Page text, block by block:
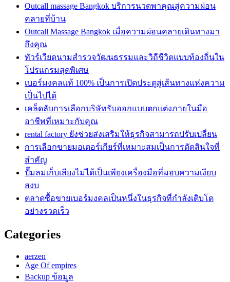
Outcall massage Bangkok บริการนวดพาคุณสู่ความผ่อน
คลายที่บ้าน
Outcall Massage Bangkok เมื่อความผ่อนคลายเดินทางมา
ถึงคุณ
ทัวร์เวียดนามสำรวจวัฒนธรรมและวิถีชีวิตแบบท้องถิ่นใน
โปรแกรมสุดพิเศษ
เบอร์มงคลแท้ 100% เป็นการเปิดประตูสู่เส้นทางแห่งความ
เป็นไปได้
เคล็ดลับการเลือกบริษัทรับออกแบบตกแต่งภายในมือ
อาชีพที่เหมาะกับคุณ
rental factory ยังช่วยส่งเสริมให้ธุรกิจสามารถปรับเปลี่ยน
การเลือกขายมอเตอร์เกียร์ที่เหมาะสมเป็นการตัดสินใจที่
สำคัญ
ปั๊มลมเก็บเสียงไม่ได้เป็นเพียงเครื่องมือที่มอบความเงียบ
สงบ
ตลาดซื้อขายเบอร์มงคลเป็นหนึ่งในธุรกิจที่กำลังเติบโต
อย่างรวดเร็ว
Categories
aerzen
Age Of empires
Backup ข้อมูล